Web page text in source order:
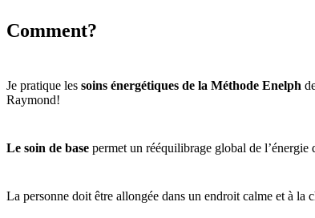
Comment?
Je pratique les soins énergétiques de la Méthode Enelph
Raymond!
Le soin de base permet un rééquilibrage global de
La personne doit être allongée dans un endroit calme et à la